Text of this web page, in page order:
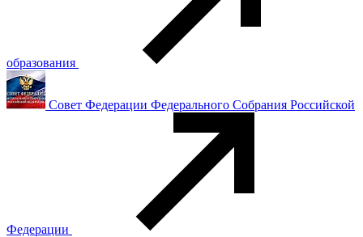
образования
Совет Федерации Федерального Собрания Российской
Федерации